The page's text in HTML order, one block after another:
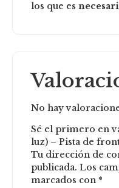
los que es
No hay
Sé el primero en
luz) – Pista de
Tu dirección de
publicada. Los
marcados con *